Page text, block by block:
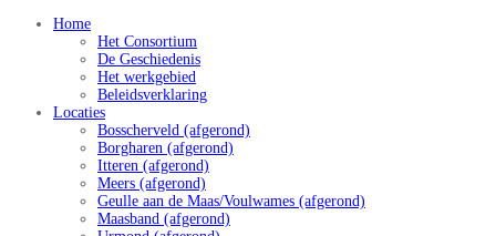
Home
Het Consortium
De Geschiedenis
Het werkgebied
Beleidsverklaring
Locaties
Bosscherveld (afgerond)
Borgharen (afgerond)
Itteren (afgerond)
Meers (afgerond)
Geulle aan de Maas/Voulwames (afgerond)
Maasband (afgerond)